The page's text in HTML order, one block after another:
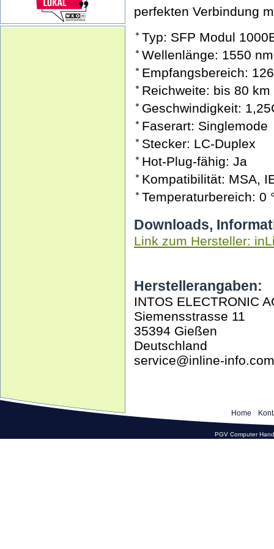
perfekten Verbindung
Typ: SFP Modul
Wellenlänge: 1550
Empfangsbereich:
Reichweite: bis 80 km
Geschwindigkeit:
Faserart: Singlemode
Stecker: LC-Duplex
Hot-Plug-fähig: Ja
Kompatibilität: MSA,
Temperaturbereich: 0
Downloads,
Link zum Hersteller:
Herstellerangaben:
INTOS ELECTRONIC
Siemensstrasse 11
35394 Gießen
Deutschland
service@inline-info.com
Home
PGV Computer